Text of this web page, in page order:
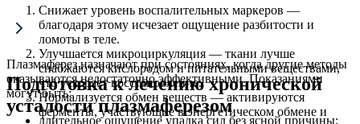
Снижает уровень воспалительных маркеров —
благодаря этому исчезает ощущение разбитости и
ломоты в теле.
Улучшается микроциркуляция — ткани лучше
снабжаются кислородом и питательными веществами,
что ускоряет восстановление.
Нормализуется обмен веществ — активируются
ферменты, участвующие в энергетическом обмене и
Плазмаферез назначают при состояниях, когда другие методы
оказываются недостаточно эффективными. Показаниями
могут быть:
длительное ощущение упадка сил без ясной причины;
Подготовка к лечению хронической
усталости плазмаферезом